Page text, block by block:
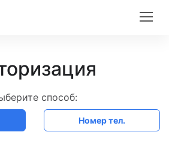
способ:
Номер тел.